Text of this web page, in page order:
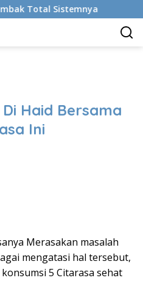
Sistemnya
Haid Bersama
Ini
Merasakan masalah
mengatasi hal tersebut,
5 Citarasa sehat